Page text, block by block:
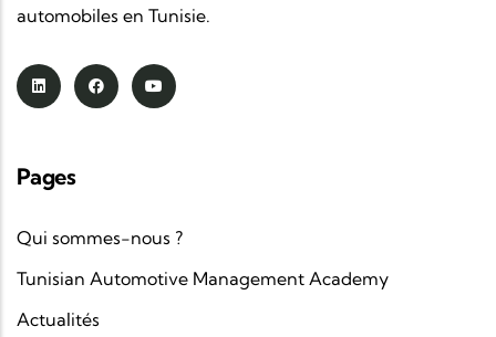
automobiles en Tunisie.
Pages
Qui sommes-nous ?
Tunisian Automotive Management Academy
Actualités